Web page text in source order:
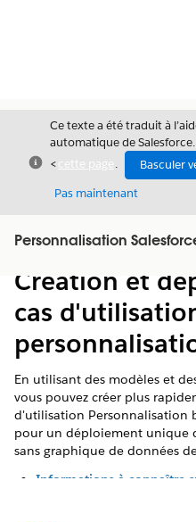
Fermer
Ce texte a été traduit à
automatique de
<cette page .
Basculer
Pas maintenant
PersonnalisationAfficher la table des
Table des
Création et
cas
En utilisant des modèles et
vous pouvez créer plus
d'utilisation Personnalisation
pour un déploiement unique
sans graphique de données
Informations à connaître